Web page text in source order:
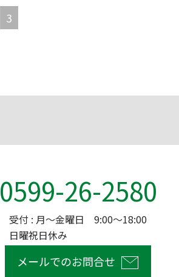
3
0599-26-2580
受付 : 月～金曜日 9:00～18:00
日曜祝日休み
メールでのお問合せ